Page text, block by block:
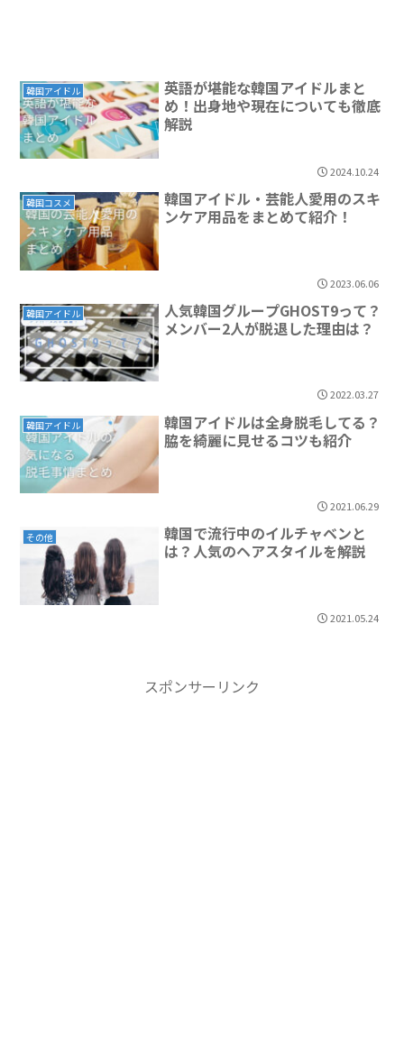
韓国アイドル
英語が堪能な韓国アイドルまと
め！出身地や現在についても徹底
解説
2024.10.24
韓国コスメ
韓国アイドル・芸能人愛用のスキ
ンケア用品をまとめて紹介！
2023.06.06
韓国アイドル
人気韓国グループGHOST9って？
メンバー2人が脱退した理由は？
2022.03.27
韓国アイドル
韓国アイドルは全身脱毛してる？
脇を綺麗に見せるコツも紹介
2021.06.29
その他
韓国で流行中のイルチャベンと
は？人気のヘアスタイルを解説
2021.05.24
スポンサーリンク